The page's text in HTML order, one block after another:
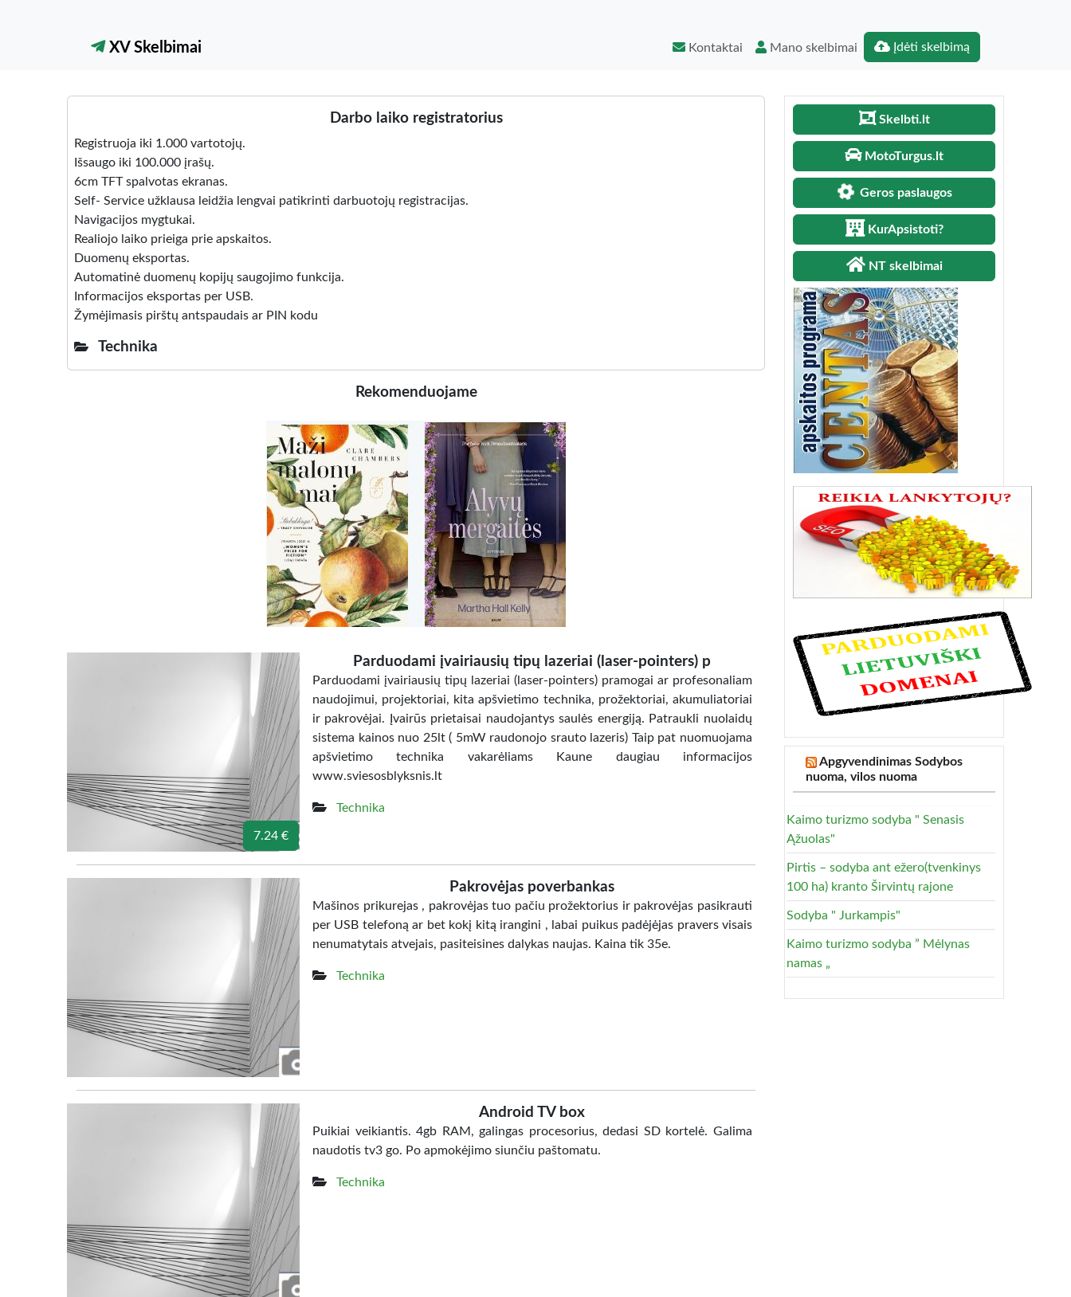
XV Skelbimai Kontaktai Mano skelbimai Įdėti skelbimą
Darbo laiko registratorius
Registruoja iki 1.000 vartotojų.
Išsaugo iki 100.000 įrašų.
6cm TFT spalvotas ekranas.
Self- Service užklausa leidžia lengvai patikrinti darbuotojų registracijas.
Navigacijos mygtukai.
Realiojo laiko prieiga prie apskaitos.
Duomenų eksportas.
Automatinė duomenų kopijų saugojimo funkcija.
Informacijos eksportas per USB.
Žymėjimasis pirštų antspaudais ar PIN kodu
Technika
Rekomenduojame
7.24 €
Parduodami įvairiausių tipų lazeriai (laser-pointers) p
Parduodami įvairiausių tipų lazeriai (laser-pointers) pramogai ar profesonaliam
naudojimui, projektoriai, kita apšvietimo technika, prožektoriai, akumuliatoriai
ir pakrovėjai. Įvairūs prietaisai naudojantys saulės energiją. Patraukli nuolaidų
sistema kainos nuo 25lt ( 5mW raudonojo srauto lazeris) Taip pat nuomuojama
apšvietimo technika vakarėliams Kaune daugiau informacijos
www.sviesosblyksnis.lt
Technika
Pakrovėjas poverbankas
Mašinos prikurejas , pakrovėjas tuo pačiu prožektorius ir pakrovėjas pasikrauti
per USB telefoną ar bet kokį kitą irangini , labai puikus padėjėjas pravers visais
nenumatytais atvejais, pasiteisines dalykas naujas. Kaina tik 35e.
Technika
Android TV box
Puikiai veikiantis. 4gb RAM, galingas procesorius, dedasi SD kortelė. Galima
naudotis tv3 go. Po apmokėjimo siunčiu paštomatu.
Technika
Skelbti.lt
MotoTurgus.lt
Geros paslaugos
KurApsistoti?
NT skelbimai
Apgyvendinimas Sodybos
nuoma, vilos nuoma
Kaimo turizmo sodyba " Senasis
Ąžuolas"
Pirtis – sodyba ant ežero(tvenkinys
100 ha) kranto Širvintų rajone
Sodyba " Jurkampis"
Kaimo turizmo sodyba ” Mėlynas
namas „